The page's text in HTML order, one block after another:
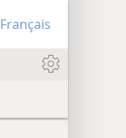
Français